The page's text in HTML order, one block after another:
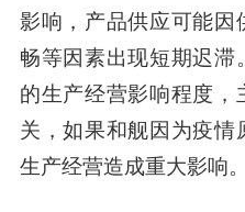
影响，产品供应可能因
畅等因素出现短期迟
的生产经营影响程度
关，如果和舰因为疫
生产经营造成重大影响。